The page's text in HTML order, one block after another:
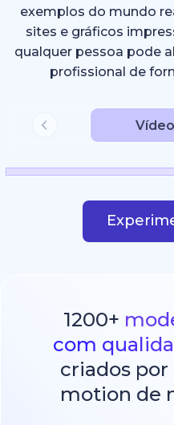
exemplos do mundo
sites e gráficos
qualquer pessoa pode
profissional de
1200+
com
criados
motion de